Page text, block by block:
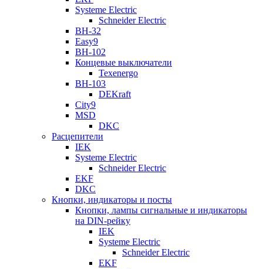
Systeme Electric
Schneider Electric
ВН-32
Easy9
ВН-102
Концевые выключатели
Texenergo
ВН-103
DEKraft
City9
MSD
DKC
Расцепители
IEK
Systeme Electric
Schneider Electric
EKF
DKC
Кнопки, индикаторы и посты
Кнопки, лампы сигнальные и индикаторы
на DIN-рейку
IEK
Systeme Electric
Schneider Electric
EKF